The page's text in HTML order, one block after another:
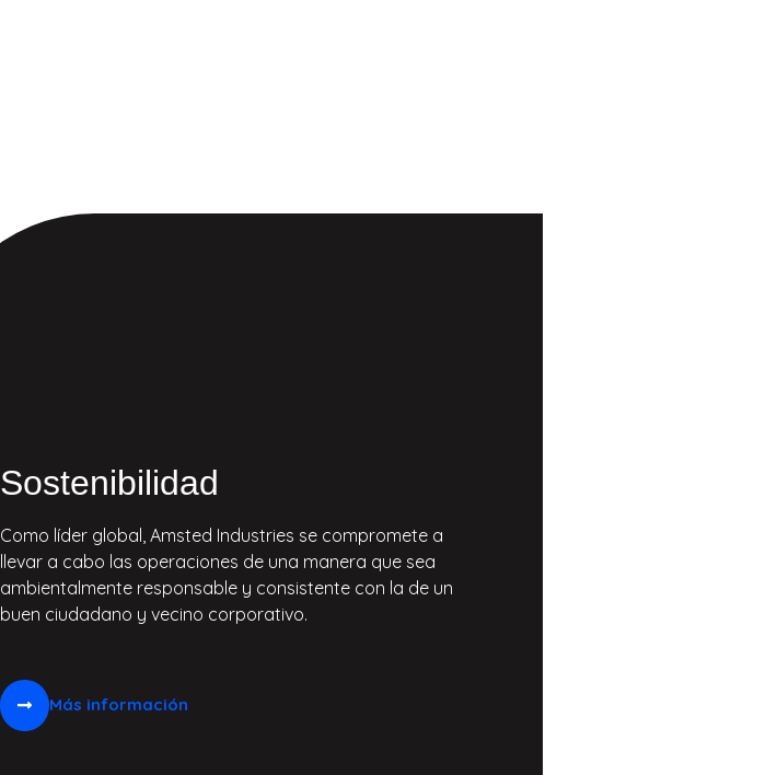
Sostenibilidad
Como líder global, Amsted Industries se compromete a
llevar a cabo las operaciones de una manera que sea
ambientalmente responsable y consistente con la de un
buen ciudadano y vecino corporativo.
Más información